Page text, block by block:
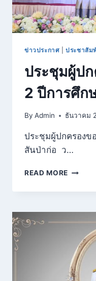
ข่าวประกาศ |ประชาสัม
ประชุมผู้ป
2 ปีการศึก
By Admin ธันวาคม
ประชุมผู้ปกครองข
สันป่าก่อ ว…
READ MORE ประชุม
ปกครอง
เรียน
ที่
การ
ศึกษา
2568